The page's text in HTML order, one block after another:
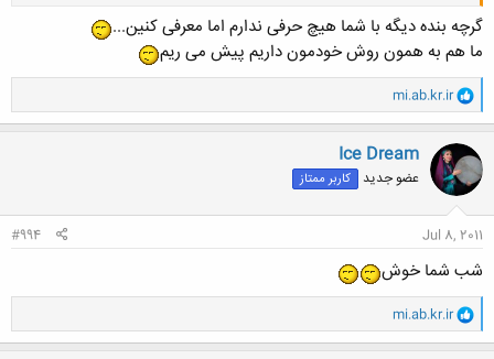
گرچه بنده دیگه با شما هیچ حرفی ندارم اما معرفی کنین...
ما هم به همون روش خودمون داریم پیش می ریم
و
ا
ک
ن
ش
ه
ا
mi.ab.kr.ir
Ice Dream
عضو جدید کاربر ممتاز
Jul 8, 2011
#994
شب شما خوش
و
ا
ک
mi.ab.kr.ir